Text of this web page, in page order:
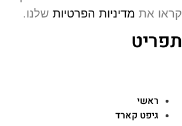
אתמדיניות הפרטיותשלנו.
ראשי
גיפט קארד